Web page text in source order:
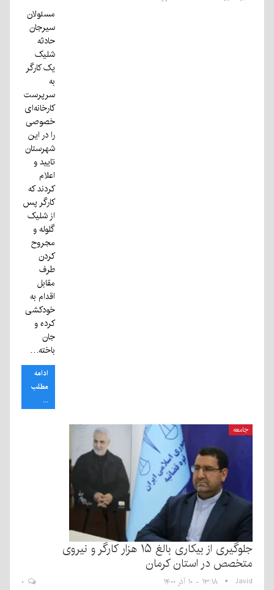
مسئولان
سیرجان
حادثه
شلیک
یک کارگر
به
سرپرست
کارخانه‌ای
خصوصی
را در این
شهرستان
تایید و
اعلام
کردند که
کارگر پس
از شلیک
گلوله و
مجروح
کردن
طرف
مقابل
اقدام به
خودکشی
کرده و
جان
باخته…
ادامه
مطلب
...
جامعه
جلوگیری از بیکاری بالغ ۱۵ هزار کارگر و نیروی
متخصص در استان کرمان
Javid ۱۳:۱۸ - ۱۰ آذر ۱۴۰۰